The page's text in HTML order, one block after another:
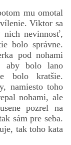
mu omotal
Viktor sa
nich nevinnosť,
bolo správne.
pod nohami
aby bolo lano
bolo kratšie.
namiesto toho
nohami, ale
pozrel na
sám pre seba.
tak toho kata